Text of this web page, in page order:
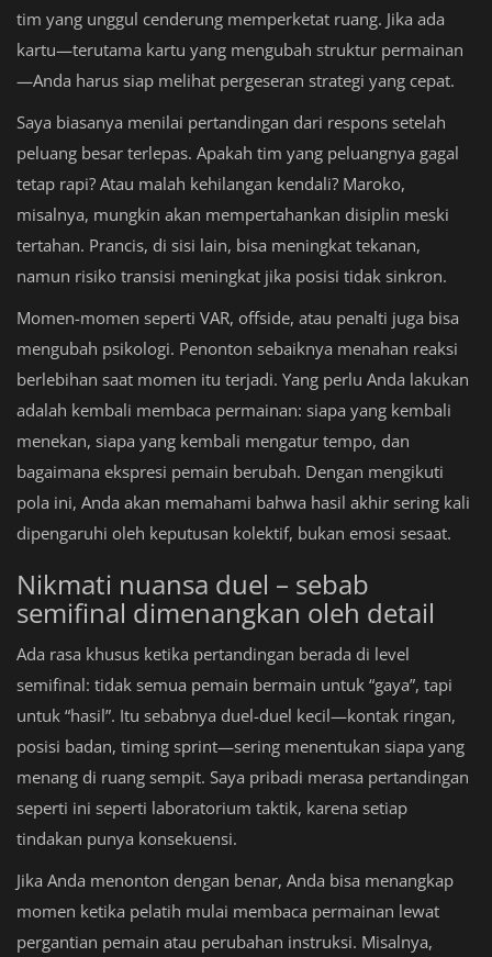
tim yang unggul cenderung memperketat ruang. Jika ada
kartu—terutama kartu yang mengubah struktur permainan
—Anda harus siap melihat pergeseran strategi yang cepat.
Saya biasanya menilai pertandingan dari respons setelah
peluang besar terlepas. Apakah tim yang peluangnya gagal
tetap rapi? Atau malah kehilangan kendali? Maroko,
misalnya, mungkin akan mempertahankan disiplin meski
tertahan. Prancis, di sisi lain, bisa meningkat tekanan,
namun risiko transisi meningkat jika posisi tidak sinkron.
Momen-momen seperti VAR, offside, atau penalti juga bisa
mengubah psikologi. Penonton sebaiknya menahan reaksi
berlebihan saat momen itu terjadi. Yang perlu Anda lakukan
adalah kembali membaca permainan: siapa yang kembali
menekan, siapa yang kembali mengatur tempo, dan
bagaimana ekspresi pemain berubah. Dengan mengikuti
pola ini, Anda akan memahami bahwa hasil akhir sering kali
dipengaruhi oleh keputusan kolektif, bukan emosi sesaat.
Nikmati nuansa duel – sebab
semifinal dimenangkan oleh detail
Ada rasa khusus ketika pertandingan berada di level
semifinal: tidak semua pemain bermain untuk “gaya”, tapi
untuk “hasil”. Itu sebabnya duel-duel kecil—kontak ringan,
posisi badan, timing sprint—sering menentukan siapa yang
menang di ruang sempit. Saya pribadi merasa pertandingan
seperti ini seperti laboratorium taktik, karena setiap
tindakan punya konsekuensi.
Jika Anda menonton dengan benar, Anda bisa menangkap
momen ketika pelatih mulai membaca permainan lewat
pergantian pemain atau perubahan instruksi. Misalnya,